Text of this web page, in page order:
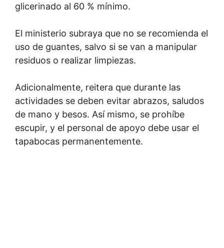
glicerinado al 60 % mínimo.
El ministerio subraya que no se recomienda el
uso de guantes, salvo si se van a manipular
residuos o realizar limpiezas.
Adicionalmente, reitera que durante las
actividades se deben evitar abrazos, saludos
de mano y besos. Así mismo, se prohíbe
escupir, y el personal de apoyo debe usar el
tapabocas permanentemente.